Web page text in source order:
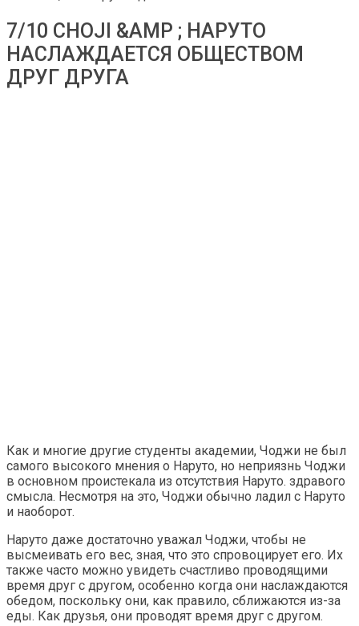
7/10 CHOJI &AMP ; НАРУТО
НАСЛАЖДАЕТСЯ ОБЩЕСТВОМ
ДРУГ ДРУГА
Как и многие другие студенты академии, Чоджи не был
самого высокого мнения о Наруто, но неприязнь Чоджи
в основном проистекала из отсутствия Наруто. здравого
смысла. Несмотря на это, Чоджи обычно ладил с Наруто
и наоборот.
Наруто даже достаточно уважал Чоджи, чтобы не
высмеивать его вес, зная, что это спровоцирует его. Их
также часто можно увидеть счастливо проводящими
время друг с другом, особенно когда они наслаждаются
обедом, поскольку они, как правило, сближаются из-за
еды. Как друзья, они проводят время друг с другом.